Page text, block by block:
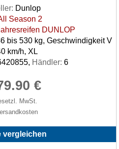
Dunlop
Season 2
DUNLOP
bis 530 kg, Geschwindigkeit V
km/h, XL
Händler: 6
€
MwSt.
vergleichen